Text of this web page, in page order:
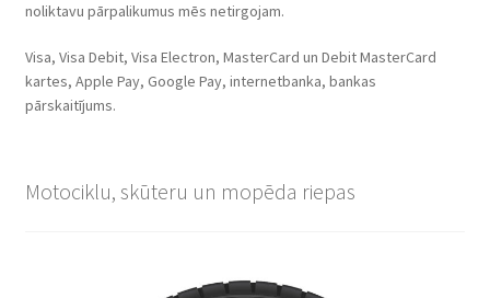
noliktavu pārpalikumus mēs netirgojam.
Visa, Visa Debit, Visa Electron, MasterCard un Debit MasterCard
kartes, Apple Pay, Google Pay, internetbanka, bankas
pārskaitījums.
Motociklu, skūteru un mopēda riepas